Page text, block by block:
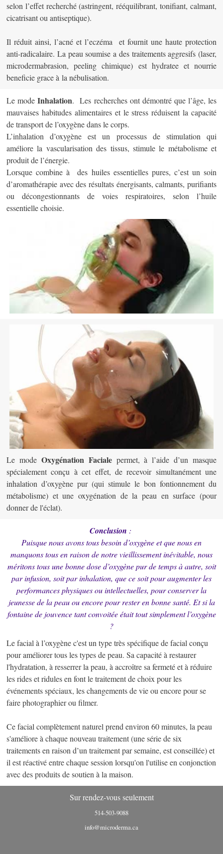
selon l’effet recherché (astringent, rééquilibrant, tonifiant, calmant,
cicatrisant ou antiseptique).
Il réduit ainsi, l’acné et l’eczéma et fournit une haute protection
anti-radicalaire. La peau soumise a des traitements aggresifs (laser,
microdermabrasion, peeling chimique) est hydratee et nourrie
beneficie grace à la nébulisation.
Le modeInhalation. Les recherches ont démontré que l’âge, les
mauvaises habitudes alimentaires et le stress réduisent la capacité
de transport de l’oxygène dans le corps.
L’inhalation d’oxygène est un processus de stimulation qui
améliore la vascularisation des tissus, stimule le métabolisme et
produit de l’énergie.
Lorsque combine à des huiles essentielles pures, c’est un soin
d’aromathérapie avec des résultats énergisants, calmants, purifiants
ou décongestionnants de voies respiratoires, selon l’huile
essentielle choisie.
Le mode Oxygénation Facialepermet, à l’aide d’un masque
spécialement conçu à cet effet, de recevoir simultanément une
inhalation d’oxygène pur (qui stimule le bon fontionnement du
métabolisme) et une oxygénation de la peau en surface (pour
donner de l'éclat).
Conclusion :
Puisque nous avons tous besoin d’oxygène et que nous en
manquons tous en raison de notre vieillissement inévitable, nous
méritons tous une bonne dose d’oxygène pur de temps à autre, soit
par infusion, soit par inhalation, que ce soit pour augmenter les
performances physiques ou intellectuelles, pour conserver la
jeunesse de la peau ou encore pour rester en bonne santé. Et si la
fontaine de jouvence tant convoitée était tout simplement l’oxygène
?
Le facial à l’oxygène c'est un type très spécifique de facial conçu
pour améliorer tous les types de peau. Sa capacité à restaurer
l'hydratation, à resserrer la peau, à accroître sa fermeté et à réduire
les rides et ridules en font le traitement de choix pour les
événements spéciaux, les changements de vie ou encore pour se
faire photographier ou filmer.
Ce facial complètement naturel prend environ 60 minutes, la peau
s'améliore à chaque nouveau traitement (une série de six
traitements en raison d’un traitement par semaine, est conseillée) et
il est réactivé entre chaque session lorsqu'on l'utilise en conjonction
avec des produits de soutien à la maison.
Sur rendez-vous seulement
514-503-9088
info@microderma.ca